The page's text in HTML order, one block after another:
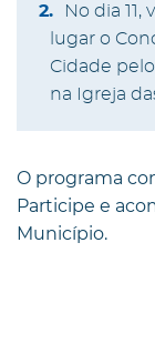
No dia
lugar o
Cidade
na Igreja
O programa
Participe e
Município.